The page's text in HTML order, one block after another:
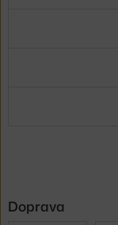
Doprava